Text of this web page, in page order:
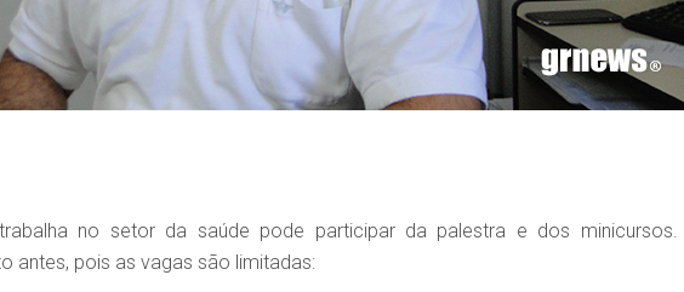
no setor da saúde pode participar da palestra e dos minicursos.
antes, pois as vagas são limitadas: